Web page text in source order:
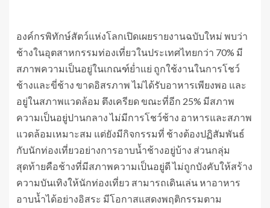
องค์กรพิทักษ์สัตว์แห่งโลกเปิดเผยรายงานฉบับใหม่ พบว่า
ช้างในอุตสาหกรรมท่องเที่ยวในประเทศไทยกว่า 70% มี
สภาพความเป็นอยู่ในเกณฑ์ย่ำแย่ ถูกใช้งานในการโชว์
ช้างและขี่ช้าง ขาดอิสรภาพ ไม่ได้รับอาหารเพียงพอ และ
อยู่ในสภาพแวดล้อม ตึงเครียด ขณะที่อีก 25% มีสภาพ
ความเป็นอยู่ปานกลาง ไม่มีการโชว์ช้าง อาหารและสภาพ
แวดล้อมเหมาะสม แต่ยังมีกิจกรรมที่ ช้างต้องปฏิสัมพันธ์
กับนักท่องเที่ยวอย่างการอาบน้ำช้างอยู่บ้าง ส่วนกลุ่ม
สุดท้ายคือช้างที่มีสภาพความเป็นอยู่ดี ไม่ถูกบังคับให้สร้าง
ความบันเทิงให้นักท่องเที่ยว สามารถเดินเล่น หาอาหาร
อาบน้ำได้อย่างอิสระ มีโอกาสแสดงพฤติกรรมตาม